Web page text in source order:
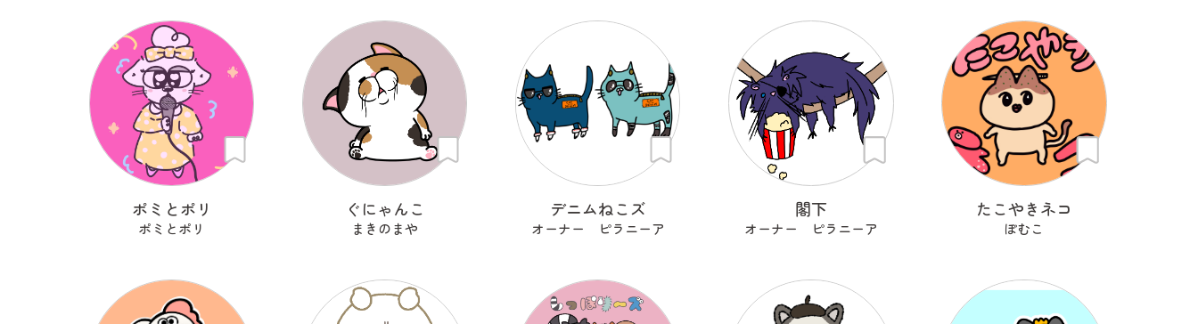
ポミとポリ
ポミとポリ
ぐにゃんこ
まきのまや
デニムねこズ
オーナー ピラニーア
閣下
オーナー ピラニーア
たこやきネコ
ぽむこ